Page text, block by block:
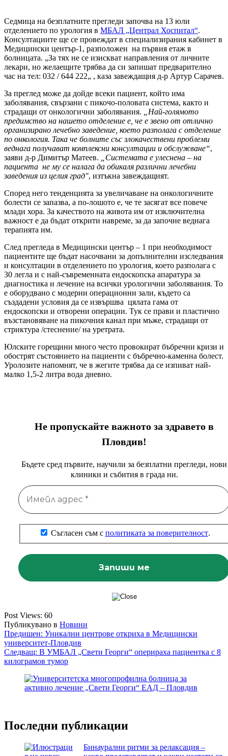
Седмица на безплатните прегледи започва на 13 юли
отделението по урология в МБАЛ „Централ Хоспитал“.
Консултациите ще се провеждат в специализирания кабинет в
Медицински център-1, разположен на първия етаж в
болницата. „За тях не се изискват направления от личните
лекари, но желаещите трябва да си запишат предварително
час на тел: 032 / 644 222„ , каза завеждащия д-р Артур Сарачев.
За преглед може да дойде всеки пациент, който има
заболявания, свързани с пикочо-половата система, както и
страдащи от онкологични заболявания.
„Най-голямото
предимство на нашето отделение е, че е звено от отлично
организирано лечебно заведение, което разполага с отделение
по онкология. Така че болните със злокачествени проблеми
веднага получават комплексни консултации и обслужване“,
заяви д-р Димитър Матеев.
„Системата е улеснена – на
пациента не му се налага да обикаля различни лечебни
заведения из целия град", изтъкна завеждащият.
Според него тенденцията за увеличаване на онкологичните
болести се запазва, а по-лошото е, че те засягат все повече
млади хора. За качеството на живота им от изключителна
важност е да бъдат открити навреме, за да започне веднага
терапията им.
След прегледа в Медицински център – 1 при необходимост
пациентите ще бъдат насочвани за допълнителни изследвания
и консултации в отделението по урология, което разполага с
30 легла и с най-съвременната ендоскопска апаратура за
диагностика и лечение на всички урологични заболявания. То
е оборудвано с модерни операционни зали, където са
създадени условия да се извършва цялата гама от
ендоскопски и отворени операции. Тук се прави и пластично
възстановяване на пикочния канал при мъже, страдащи от
стриктура /стеснение/ на уретрата.
Юлските горещини много често провокират бъбречни кризи и
обострят състоянието на пациенти с бъбречно-каменна болест.
Уролозите напомнят, че в жегите трябва да се изпиват най-
малко 1,5-2 литра вода дневно.
Не пропускайте важното за здравето в
Пловдив!
Бъдете сред първите, научили за безплатни прегледи, нови
клиники и събития в града ни.
Съгласен съм с политиката за поверителност.
Post Views: 60
Публикувано в Новини
Навигация
Предишен: Уникални центрове откриха в Медицински
университет-Пловдив
Следващ: В УМБАЛ „Свети Георги“ оперираха пациентка с 8
килограмов тумор
Последни публикации
Бинаурални ритми за релаксация –